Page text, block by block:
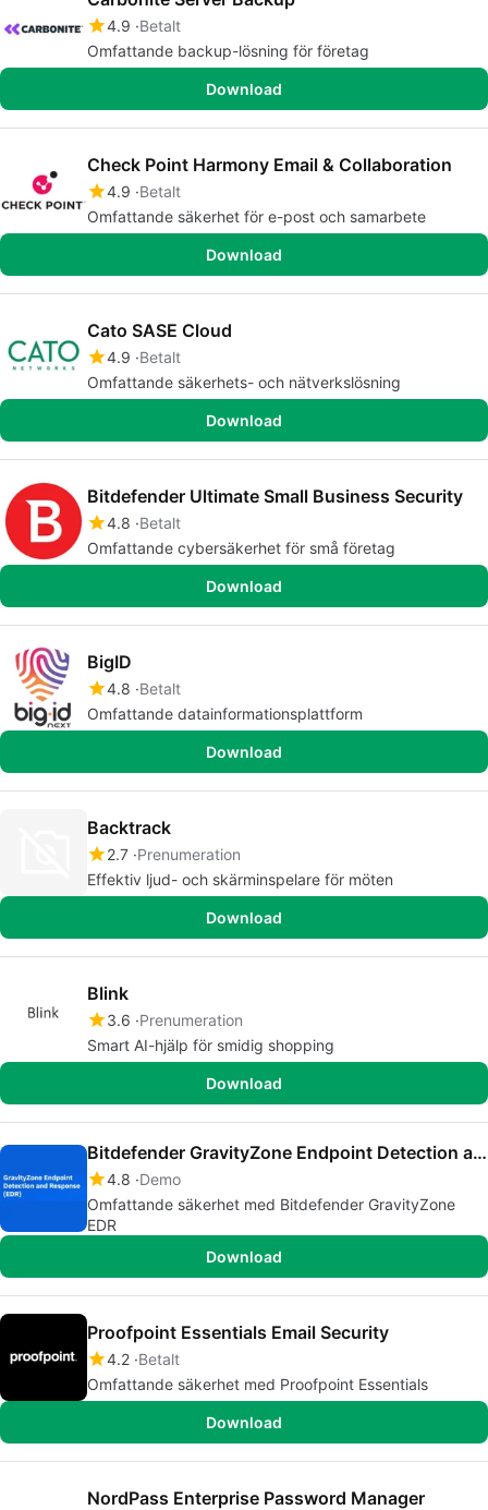
4.9 Betalt
Omfattande backup-lösning för företag
Download
Check Point Harmony Email & Collaboration
4.9 Betalt
Omfattande säkerhet för e-post och samarbete
Download
Cato SASE Cloud
4.9 Betalt
Omfattande säkerhets- och nätverkslösning
Download
Bitdefender Ultimate Small Business Security
4.8 Betalt
Omfattande cybersäkerhet för små företag
Download
BigID
4.8 Betalt
Omfattande datainformationsplattform
Download
Backtrack
2.7 Prenumeration
Effektiv ljud- och skärminspelare för möten
Download
Blink
3.6 Prenumeration
Smart AI-hjälp för smidig shopping
Download
Bitdefender GravityZone Endpoint Detection and Response
4.8 Demo
Omfattande säkerhet med Bitdefender GravityZone
EDR
Download
Proofpoint Essentials Email Security
4.2 Betalt
Omfattande säkerhet med Proofpoint Essentials
Download
NordPass Enterprise Password Manager